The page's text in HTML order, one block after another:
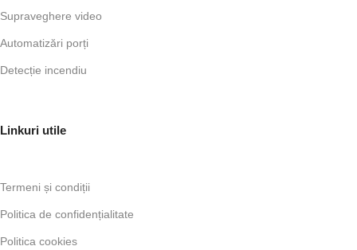
Supraveghere video
Automatizări porți
Detecție incendiu
Linkuri utile
Termeni și condiții
Politica de confidențialitate
Politica cookies